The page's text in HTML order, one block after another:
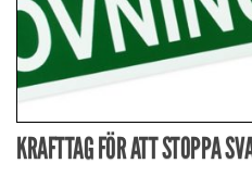
KRAFTTAG FÖR ATT STOPPA